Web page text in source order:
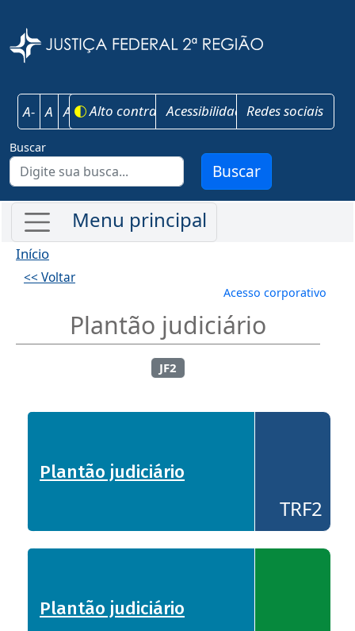
A- A A+ Alto contrasteAcessibilidadeRedes sociais
Buscar
Buscar
Início
<< Voltar
Menu de
Acesso corporativo
Plantão judiciário
JF2
Plantão judiciário
- TRF2
TRF2
Plantão judiciário
- JFRJ